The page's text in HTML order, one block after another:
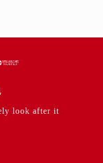
look after it